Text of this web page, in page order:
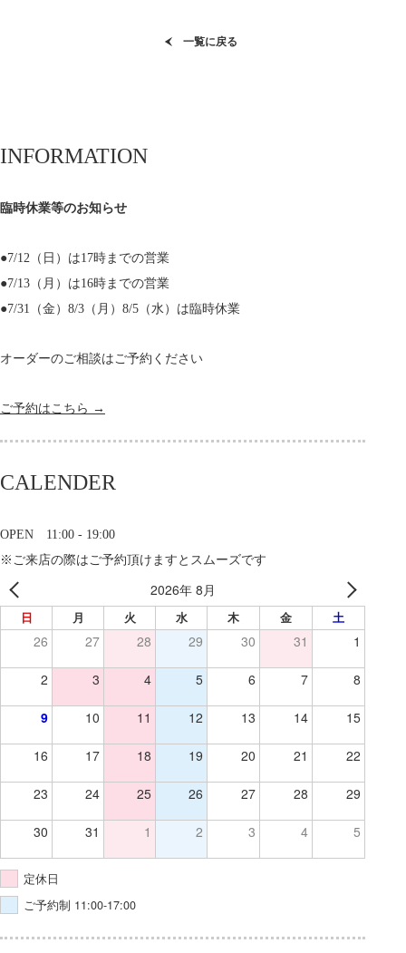
一覧に戻る
INFORMATION
臨時休業等のお知らせ
●7/12（日）は17時までの営業
●7/13（月）は16時までの営業
●7/31（金）8/3（月）8/5（水）は臨時休業
オーダーのご相談はご予約ください
ご予約はこちら →
CALENDER
OPEN 11:00 - 19:00
※ご来店の際はご予約頂けますとスムーズです
2026年 8月
日 月 火 水 木 金 土
26 27 28 29 30 31 1
2 3 4 5 6 7 8
9 10 11 12 13 14 15
16 17 18 19 20 21 22
23 24 25 26 27 28 29
30 31 1 2 3 4 5
定休日
ご予約制 11:00-17:00